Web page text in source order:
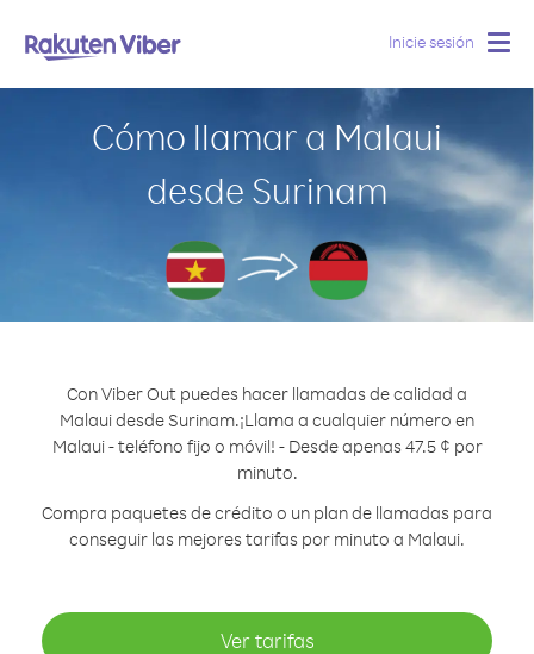
Inicie sesión
Cómo llamar a Malaui
desde Surinam
Con Viber Out puedes hacer llamadas de calidad a
Malaui desde Surinam.¡Llama a cualquier número en
Malaui - teléfono fijo o móvil! - Desde apenas 47.5 ¢ por
minuto.
Compra paquetes de crédito o un plan de llamadas para
conseguir las mejores tarifas por minuto a Malaui.
Ver tarifas